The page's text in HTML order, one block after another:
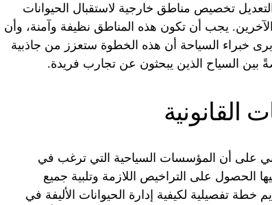
تخصيص مناطق خارجية لاستقبال الحيوانات
يجب أن تكون هذه المناطق نظيفة وآمنة، وأن
ويرى خبراء السياحة أن هذه الخطوة ستعزز من جاذبية
بين السياح الذين يبحثون عن تجارب فريدة.
القانونية
على أن المؤسسات السياحية التي ترغب في
الحصول على التراخيص اللازمة وتلبية جميع
خطة تفصيلية لكيفية إدارة الحيوانات الأليفة في